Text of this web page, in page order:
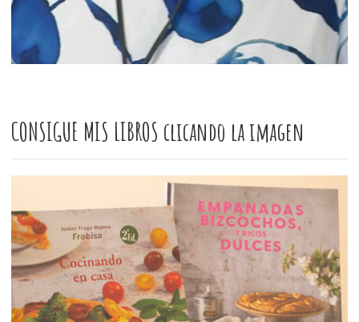
CONSIGUE MIS LIBROS clicando la imagen